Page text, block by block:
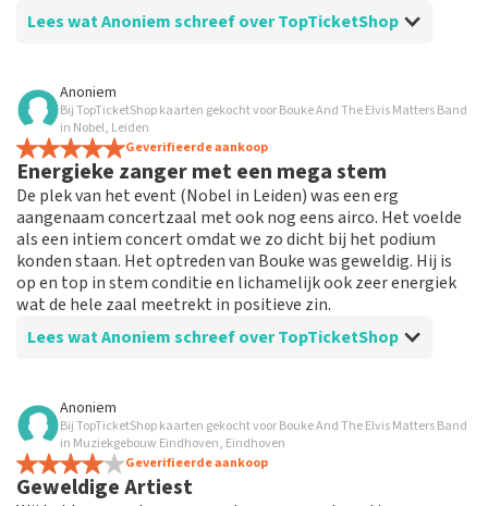
Lees wat Anoniem schreef over TopTicketShop
Beoordeling van Anoniem over
Komt afgesproken data na
Alles klopte, behalve dat er niets uitgeprint hoefde te
worden van het MGE, geen tassencontrole plaats vond
en wij voor ons pauzedrankje moesten betalen.
Anoniem
Bij TopTicketShop kaarten gekocht voor Bouke And The Elvis Matters Band
in Nobel, Leiden
Geverifieerde aankoop
Energieke zanger met een mega stem
De plek van het event (Nobel in Leiden) was een erg
aangenaam concertzaal met ook nog eens airco. Het voelde
als een intiem concert omdat we zo dicht bij het podium
konden staan. Het optreden van Bouke was geweldig. Hij is
op en top in stem conditie en lichamelijk ook zeer energiek
wat de hele zaal meetrekt in positieve zin.
Lees wat Anoniem schreef over TopTicketShop
Beoordeling van Anoniem over
Makkelijke QR code van tickets
Ik kreeg mijn tickets heel fijn via de mail met QR code
die makkelijk te scannen was bij de ingang.
Anoniem
Bij TopTicketShop kaarten gekocht voor Bouke And The Elvis Matters Band
in Muziekgebouw Eindhoven, Eindhoven
Geverifieerde aankoop
Geweldige Artiest